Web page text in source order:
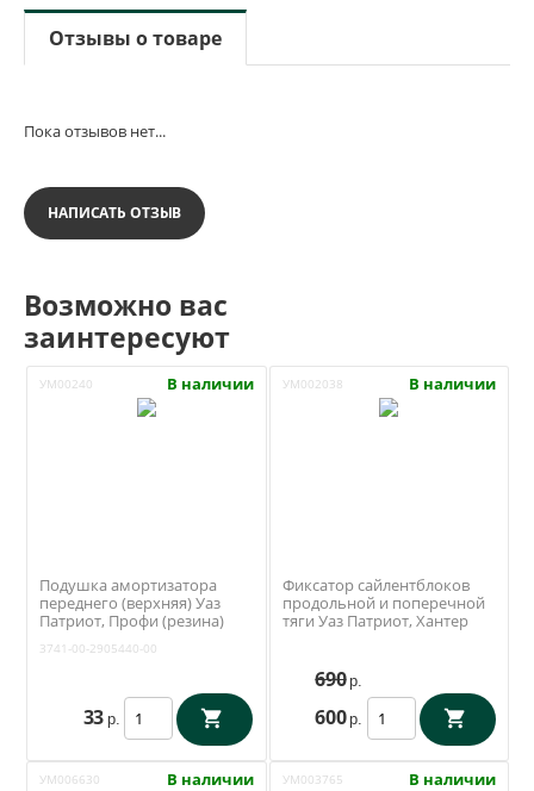
Отзывы о товаре
Пока отзывов нет...
НАПИСАТЬ ОТЗЫВ
Возможно вас
заинтересуют
УМ00240 В наличии
Подушка амортизатора
переднего (верхняя) Уаз
Патриот, Профи (резина)
3741-00-2905440-00
33 р.
УМ002038 В наличии
Фиксатор сайлентблоков
продольной и поперечной
тяги Уаз Патриот, Хантер
690 р.
600 р.
УМ006630 В наличии УМ003765 В наличии